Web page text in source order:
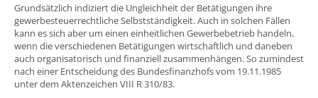
Grundsätzlich indiziert die Ungleichheit der Betätigungen ihre
gewerbesteuerrechtliche Selbstständigkeit. Auch in solchen Fällen
kann es sich aber um einen einheitlichen Gewerbebetrieb handeln,
wenn die verschiedenen Betätigungen wirtschaftlich und daneben
auch organisatorisch und finanziell zusammenhängen. So zumindest
nach einer Entscheidung des Bundesfinanzhofs vom 19.11.1985
unter dem Aktenzeichen VIII R 310/83.